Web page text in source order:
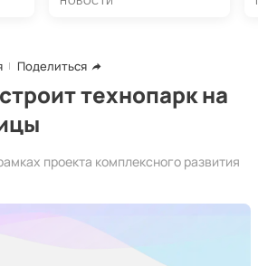
Поделиться
технопарк на
проекта комплексного развития